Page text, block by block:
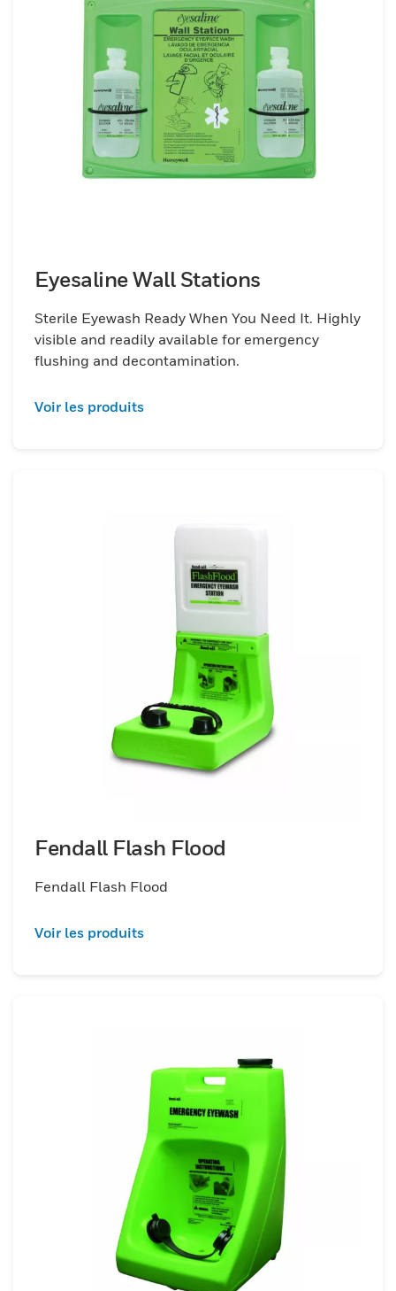
Eyesaline Wall Stations
Sterile Eyewash Ready When You Need It. Highly
visible and readily available for emergency
flushing and decontamination.
Voir les produits
Fendall Flash Flood
Fendall Flash Flood
Voir les produits